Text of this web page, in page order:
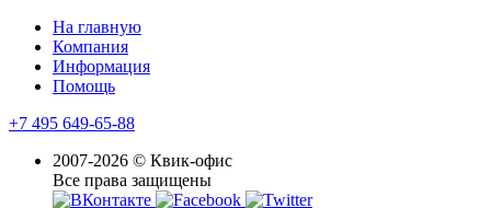
На главную
Компания
Информация
Помощь
+7 495 649-65-88
2007-2026 © Квик-офис
Все права защищены